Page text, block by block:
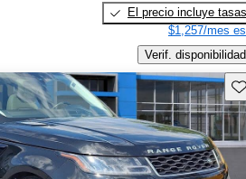
El precio incluye tasas
$1,257/mes
Verif. disponibilidad